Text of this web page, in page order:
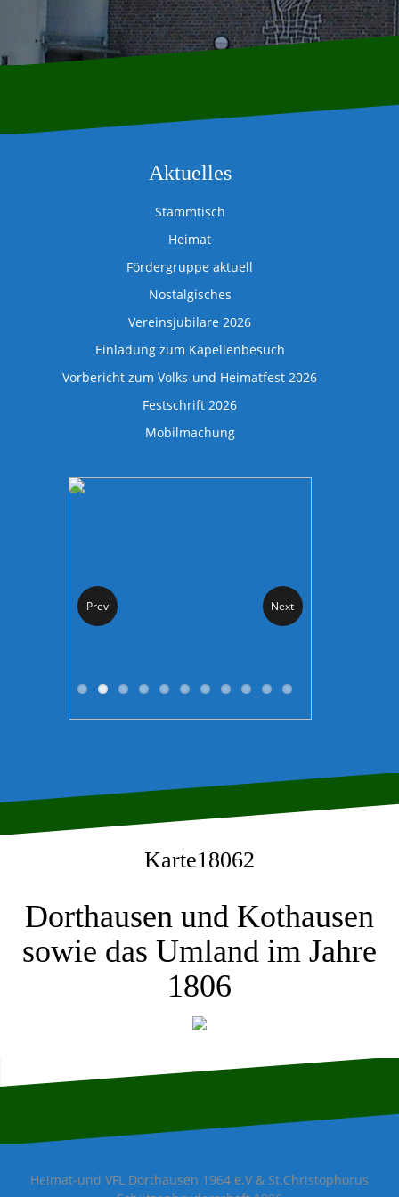
Aktuelles
Stammtisch
Heimat
Fördergruppe aktuell
Nostalgisches
Vereinsjubilare 2026
Einladung zum Kapellenbesuch
Vorbericht zum Volks-und Heimatfest 2026
Festschrift 2026
Mobilmachung
Prev Next
Karte18062
Dorthausen und Kothausen
sowie das Umland im Jahre
1806
Heimat-und VFL Dorthausen 1964 e.V & St.Christophorus